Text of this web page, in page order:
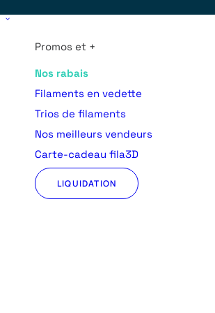
Promos et +
Nos rabais
Filaments en vedette
Trios de filaments
Nos meilleurs vendeurs
Carte-cadeau fila3D
LIQUIDATION